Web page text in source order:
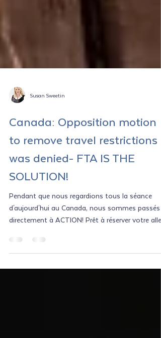
Susan Sweetin
Canada: Opposition motion
to remove travel restrictions
was denied- FTA IS THE
SOLUTION!
Pendant que nous regardions tous la séance